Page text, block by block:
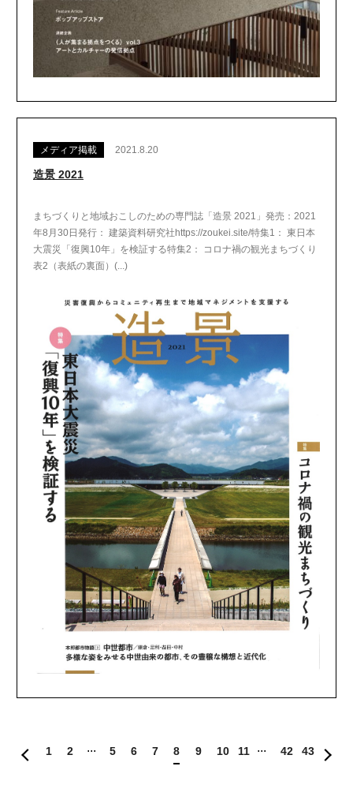
メディア掲載 2021.8.20
造景 2021
まちづくりと地域おこしのための専門誌「造景 2021」発売：2021
年8月30日発行： 建築資料研究社https://zoukei.site/特集1： 東日本
大震災「復興10年」を検証する特集2： コロナ禍の観光まちづくり
表2（表紙の裏面）(...)
1 2 5 6 7 8 9 10 11 42 43